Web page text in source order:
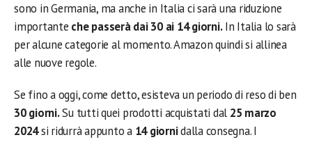
sono in Germania, ma anche in Italia ci sarà una riduzione
importante che passerà dai 30 ai 14 giorni.In Italia lo sarà
per alcune categorie al momento. Amazon quindi si allinea
alle nuove regole.
Se fino a oggi, come detto, esisteva un periodo di reso di ben
30 giorni.Su tutti quei prodotti acquistati dal 25 marzo
2024si ridurrà appunto a 14 giornidalla consegna. I